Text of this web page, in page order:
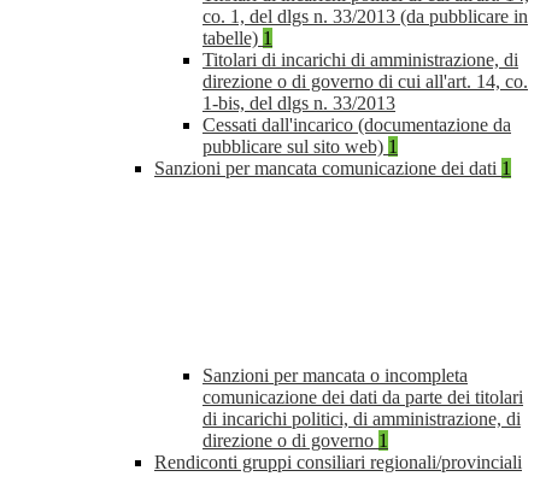
co. 1, del dlgs n. 33/2013 (da pubblicare in
tabelle) 1
Titolari di incarichi di amministrazione, di
direzione o di governo di cui all'art. 14, co.
1-bis, del dlgs n. 33/2013
Cessati dall'incarico (documentazione da
pubblicare sul sito web) 1
Sanzioni per mancata comunicazione dei dati 1
Sanzioni per mancata o incompleta
comunicazione dei dati da parte dei titolari
di incarichi politici, di amministrazione, di
direzione o di governo 1
Rendiconti gruppi consiliari regionali/provinciali